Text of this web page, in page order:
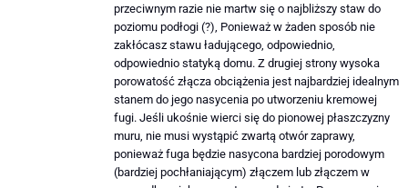
przeciwnym razie nie martw się o najbliższy staw do
poziomu podłogi (?), Ponieważ w żaden sposób nie
zakłócasz stawu ładującego, odpowiednio,
odpowiednio statyką domu. Z drugiej strony wysoka
porowatość złącza obciążenia jest najbardziej idealnym
stanem do jego nasycenia po utworzeniu kremowej
fugi. Jeśli ukośnie wierci się do pionowej płaszczyzny
muru, nie musi wystąpić zwartą otwór zaprawy,
ponieważ fuga będzie nasycona bardziej porodowym
(bardziej pochłaniającym) złączem lub złączem w